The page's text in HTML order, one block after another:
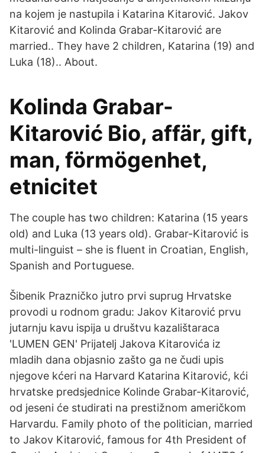
na kojem je nastupila i Katarina Kitarović. Jakov
Kitarović and Kolinda Grabar-Kitarović are
married.. They have 2 children, Katarina (19) and
Luka (18).. About.
Kolinda Grabar-
Kitarović Bio, affär, gift,
man, förmögenhet,
etnicitet
The couple has two children: Katarina (15 years
old) and Luka (13 years old). Grabar-Kitarović is
multi-linguist – she is fluent in Croatian, English,
Spanish and Portuguese.
Šibenik Prazničko jutro prvi suprug Hrvatske
provodi u rodnom gradu: Jakov Kitarović prvu
jutarnju kavu ispija u društvu kazalištaraca
'LUMEN GEN' Prijatelj Jakova Kitarovića iz
mladih dana objasnio zašto ga ne čudi upis
njegove kćeri na Harvard Katarina Kitarović, kći
hrvatske predsjednice Kolinde Grabar-Kitarović,
od jeseni će studirati na prestižnom američkom
Harvardu. Family photo of the politician, married
to Jakov Kitarović, famous for 4th President of